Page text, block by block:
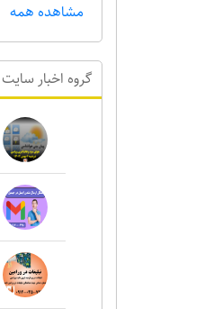
مشاهده همه
گروه اخبار سايت